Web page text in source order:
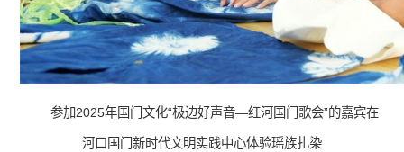
参加2025年国门文化“极边好声音—红河国门歌会”的嘉宾在
河口国门新时代文明实践中心体验瑶族扎染